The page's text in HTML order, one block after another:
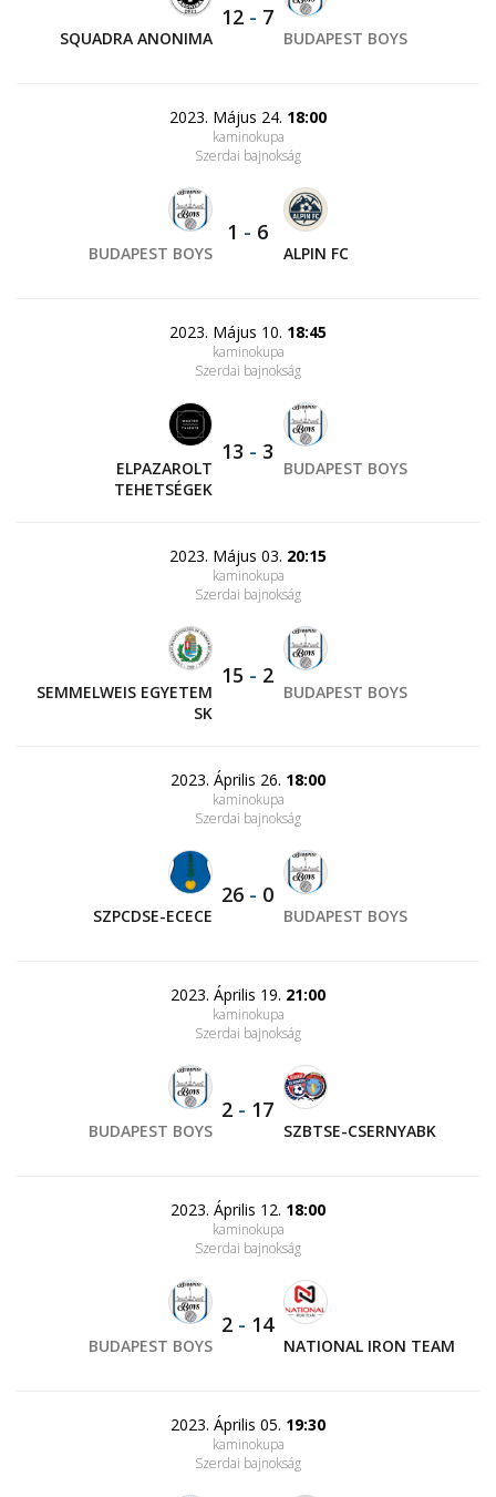
SQUADRA ANONIMA
12 - 7
BUDAPEST BOYS
2023. Május 24. 18:00
kaminokupa
Szerdai bajnokság
BUDAPEST BOYS
1 - 6
ALPIN FC
2023. Május 10. 18:45
kaminokupa
Szerdai bajnokság
ELPAZAROLT
TEHETSÉGEK
13 - 3
BUDAPEST BOYS
2023. Május 03. 20:15
kaminokupa
Szerdai bajnokság
SEMMELWEIS EGYETEM
SK
15 - 2
BUDAPEST BOYS
2023. Április 26. 18:00
kaminokupa
Szerdai bajnokság
SZPCDSE-ECECE
26 - 0
BUDAPEST BOYS
2023. Április 19. 21:00
kaminokupa
Szerdai bajnokság
BUDAPEST BOYS
2 - 17
SZBTSE-CSERNYABK
2023. Április 12. 18:00
kaminokupa
Szerdai bajnokság
BUDAPEST BOYS
2 - 14
NATIONAL IRON TEAM
2023. Április 05. 19:30
kaminokupa
Szerdai bajnokság